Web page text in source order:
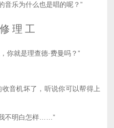
音乐为什么也是唱的呢？”
理 工
你就是理查德·费曼吗？”
音机坏了，听说你可以帮得上
我不明白怎样……”